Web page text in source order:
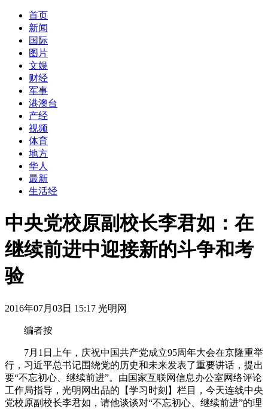
首页
新闻
国际
图片
文娱
财经
军事
港澳台
产经
视频
体育
地方
华人
最新
生活经
中央党校原副校长李君如：在
继续前进中迎接新的斗争和考
验
2016年07月03日 15:17 光明网
编者按
7月1日上午，庆祝中国共产党成立95周年大会在京隆重举
行，习近平总书记围绕党的历史和未来发表了重要讲话，提出
要“不忘初心、继续前进”。由国家互联网信息办公室网络评论
工作局指导，光明网出品的【学习时刻】栏目，今天连线中央
党校原副校长李君如，请他谈谈对“不忘初心、继续前进”的理